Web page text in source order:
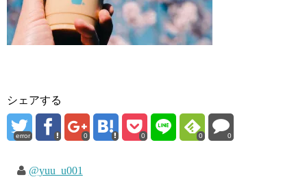
シェアする
error 0 0 0 0
@yuu_u001